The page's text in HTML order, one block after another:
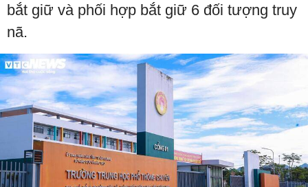
bắt giữ và phối hợp bắt giữ 6 đối tượng truy
nã.